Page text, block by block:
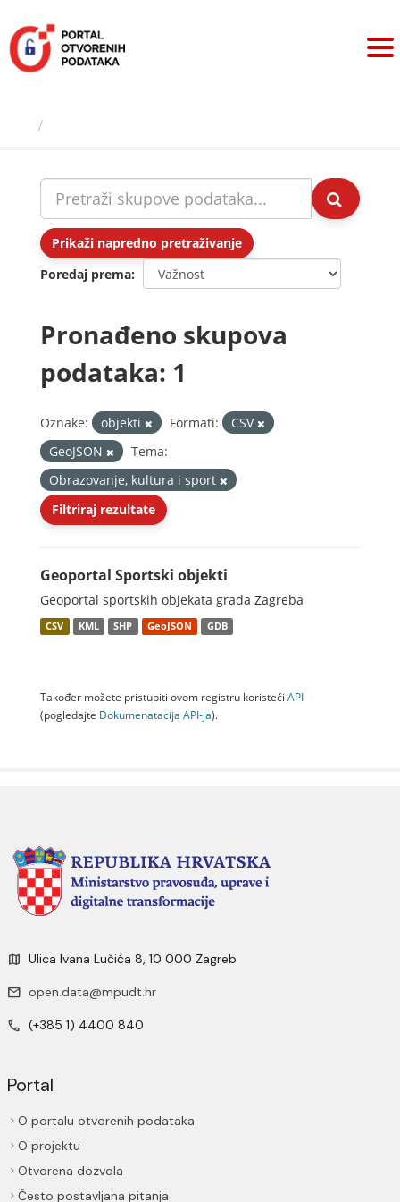
sadržaj
Prikaži napredno pretraživanje
Poredaj prema
Pronađeno skupova
podataka: 1
Oznake: objekti Formati:
CSV
GeoJSON
Tema:
Obrazovanje, kultura i sport
Filtriraj rezultate
Geoportal Sportski objekti
Geoportal sportskih objekata grada Zagreba
CSV KML SHP GeoJSON GDB
Također možete pristupiti ovom registru koristeći API
(pogledajte Dokumenаtаcijа API-jа).